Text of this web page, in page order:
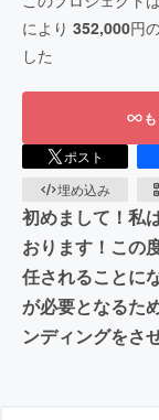
により 352,000円
した
ポスト
埋め込み
初めまして！私
おります！この
任されることに
が必要となるた
ンディングをさ